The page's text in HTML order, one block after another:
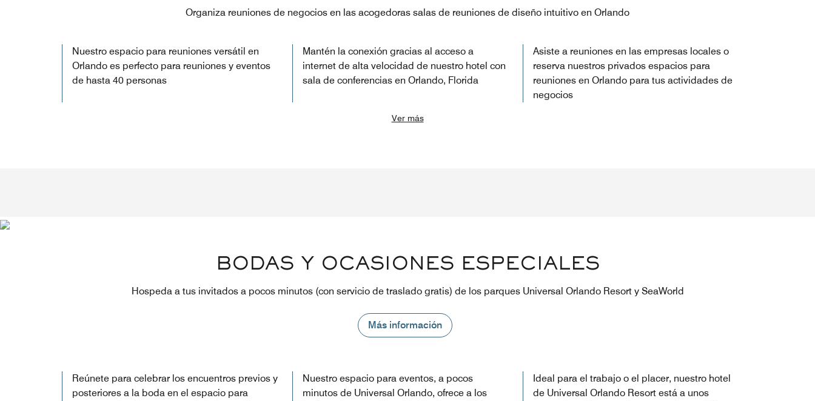
Organiza reuniones de negocios en las acogedoras salas de reuniones de diseño intuitivo en Orlando
Nuestro espacio para reuniones versátil en
Orlando es perfecto para reuniones y eventos
de hasta 40 personas
Mantén la conexión gracias al acceso a
internet de alta velocidad de nuestro hotel con
sala de conferencias en Orlando, Florida
Asiste a reuniones en las empresas locales o
reserva nuestros privados espacios para
reuniones en Orlando para tus actividades de
negocios
Ver más
BODAS Y OCASIONES ESPECIALES
Hospeda a tus invitados a pocos minutos (con servicio de traslado gratis) de los parques Universal Orlando Resort y SeaWorld
Más información
Reúnete para celebrar los encuentros previos y
posteriores a la boda en el espacio para
Nuestro espacio para eventos, a pocos
minutos de Universal Orlando, ofrece a los
Ideal para el trabajo o el placer, nuestro hotel
de Universal Orlando Resort está a unos